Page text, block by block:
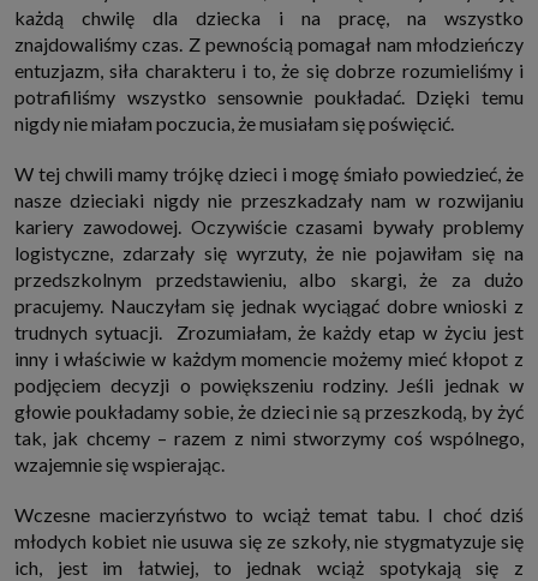
każdą chwilę dla dziecka i na pracę, na wszystko
znajdowaliśmy czas. Z pewnością pomagał nam młodzieńczy
entuzjazm, siła charakteru i to, że się dobrze rozumieliśmy i
potrafiliśmy wszystko sensownie poukładać. Dzięki temu
nigdy nie miałam poczucia, że musiałam się poświęcić.
W tej chwili mamy trójkę dzieci i mogę śmiało powiedzieć, że
nasze dzieciaki nigdy nie przeszkadzały nam w rozwijaniu
kariery zawodowej. Oczywiście czasami bywały problemy
logistyczne, zdarzały się wyrzuty, że nie pojawiłam się na
przedszkolnym przedstawieniu, albo skargi, że za dużo
pracujemy. Nauczyłam się jednak wyciągać dobre wnioski z
trudnych sytuacji. Zrozumiałam, że każdy etap w życiu jest
inny i właściwie w każdym momencie możemy mieć kłopot z
podjęciem decyzji o powiększeniu rodziny. Jeśli jednak w
głowie poukładamy sobie, że dzieci nie są przeszkodą, by żyć
tak, jak chcemy – razem z nimi stworzymy coś wspólnego,
wzajemnie się wspierając.
Wczesne macierzyństwo to wciąż temat tabu. I choć dziś
młodych kobiet nie usuwa się ze szkoły, nie stygmatyzuje się
ich, jest im łatwiej, to jednak wciąż spotykają się z